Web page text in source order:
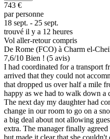
743 €
par personne
18 sept. - 25 sept.
trouvé il y a 12 heures
Vol aller-retour compris
De Rome (FCO) à Charm el-
7,6/10 Bien ! (5 avis)
I had coordinated for a transport
arrived that they could not
that dropped us over half a mile
happy as we had to walk down a
The next day my daughter had
change in our room to go on a
a big deal about not allowing
extra. The manager finally
but made it clear that she